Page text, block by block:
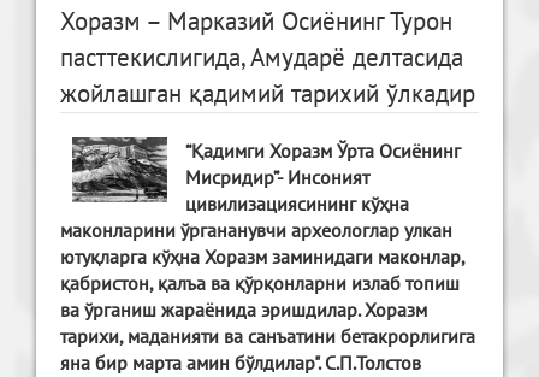
Хоразм – Марказий Осиёнинг Турон
пасттекислигида, Амударё делтасида
жойлашган қадимий тарихий ўлкадир
“Қадимги Хоразм Ўрта Осиёнинг
Мисридир”- Инсоният
цивилизациясининг кўҳна
маконларини ўргананувчи археологлар улкан
ютуқларга кўҳна Хоразм заминидаги маконлар,
қабристон, қалъа ва қўрқонларни излаб топиш
ва ўрганиш жараёнида эришдилар. Хоразм
тарихи, маданияти ва санъатини бетакрорлигига
яна бир марта амин бўлдилар". С.П.Толстов